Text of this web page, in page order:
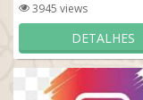
3945 views
DETALHES